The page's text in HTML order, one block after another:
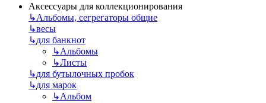
Аксессуары для коллекционирования
↳Альбомы, сегрегаторы общие
↳весы
↳для банкнот
↳Альбомы
↳Листы
↳для бутылочных пробок
↳для марок
↳Альбом